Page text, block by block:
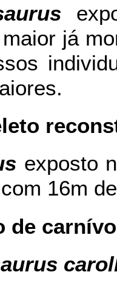
já
exposto
16m
de